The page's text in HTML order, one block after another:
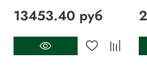
13453.40 руб